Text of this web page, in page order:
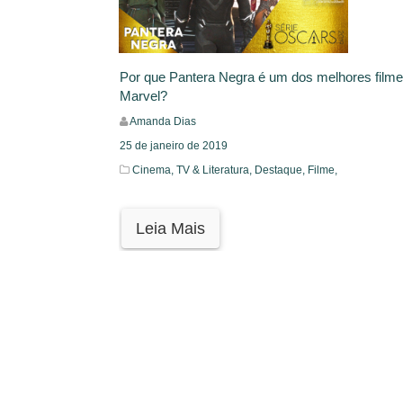
Por que Pantera Negra é um dos melhores
Marvel?
Amanda Dias
25 de janeiro de 2019
Cinema, TV & Literatura, Destaque, Filme,
Leia Mais